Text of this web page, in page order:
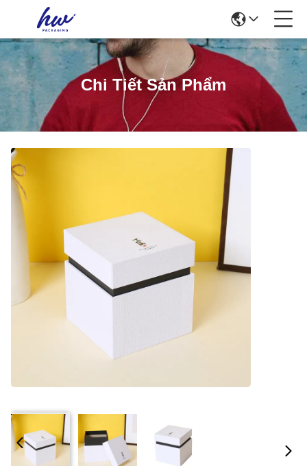
Chi Tiết Sản Phẩm